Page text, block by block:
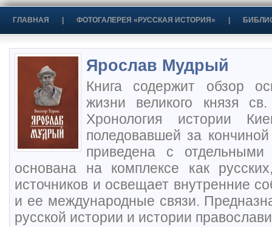
ГЛАВНАЯ ФОТОГАЛЕРЕЯ «РУССКАЯ ИСТОРИЯ»
Ярослав Мудрый
Книга содержит обзор
жизни великого князя
Хронология истории
поледовавшей за
приведена с отдельными
основана на комплексе как
источников и освещает внутренние
и ее международные связи.
русской истории и истории